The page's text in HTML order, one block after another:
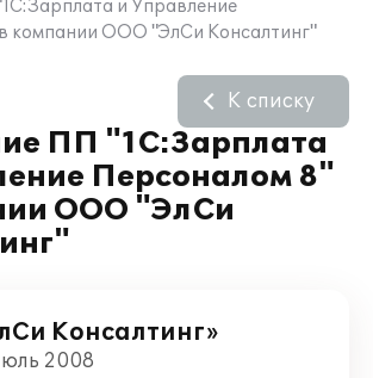
и Управление
в компании ООО "ЭлСи Консалтинг"
ПП "1С:Зарплата
Персоналом 8"
ООО "ЭлСи
К списку
Консалтинг»
2008